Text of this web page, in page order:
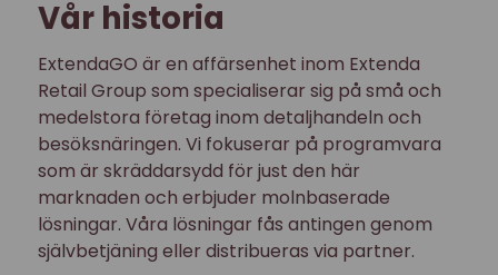
Vår historia
ExtendaGO är en affärsenhet inom Extenda
Retail Group som specialiserar sig på små och
medelstora företag inom detaljhandeln och
besöksnäringen. Vi fokuserar på programvara
som är skräddarsydd för just den här
marknaden och erbjuder molnbaserade
lösningar. Våra lösningar fås antingen genom
självbetjäning eller distribueras via partner.